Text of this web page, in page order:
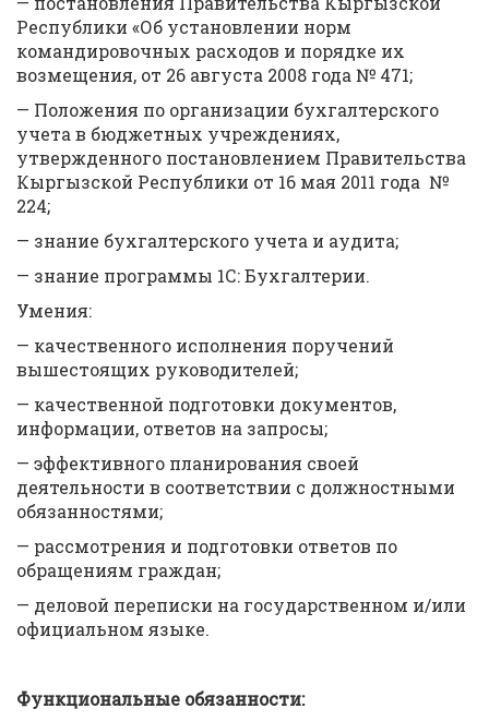
Республики «Об установлении норм
командировочных расходов и порядке их
возмещения, от 26 августа 2008 года № 471;
— Положения по организации бухгалтерского
учета в бюджетных учреждениях,
утвержденного постановлением Правительства
Кыргызской Республики от 16 мая 2011 года №
224;
— знание бухгалтерского учета и аудита;
— знание программы 1С: Бухгалтерии.
Умения:
— качественного исполнения поручений
вышестоящих руководителей;
— качественной подготовки документов,
информации, ответов на запросы;
— эффективного планирования своей
деятельности в соответствии с должностными
обязанностями;
— рассмотрения и подготовки ответов по
обращениям граждан;
— деловой переписки на государственном и/или
официальном языке.
Функциональные обязанности: